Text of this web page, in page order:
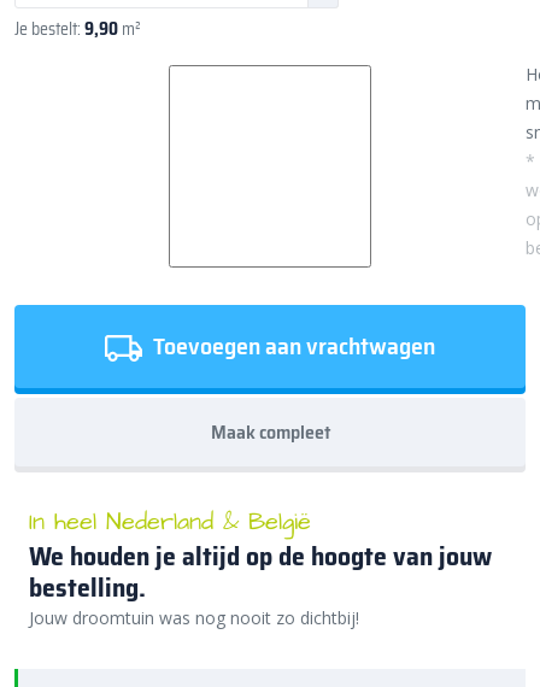
Je bestelt:9,90m²
*
Toevoegen aan vrachtwagen
Maak compleet
In heel Nederland & België
We houden je altijd op de hoogte van jouw
bestelling.
Jouw droomtuin was nog nooit zo dichtbij!